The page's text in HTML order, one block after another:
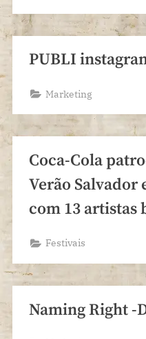
PUBLI
Marketing
Coca-Cola
Verão Salvador
com 13 artistas
Festivais
Naming Right -